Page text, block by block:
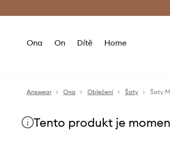
Ona On Dítě Home
Answear Ona Oblečení Šaty Šaty
Tento produkt je